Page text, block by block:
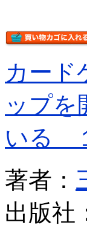
カード
ップを
いる
著者：
出版社